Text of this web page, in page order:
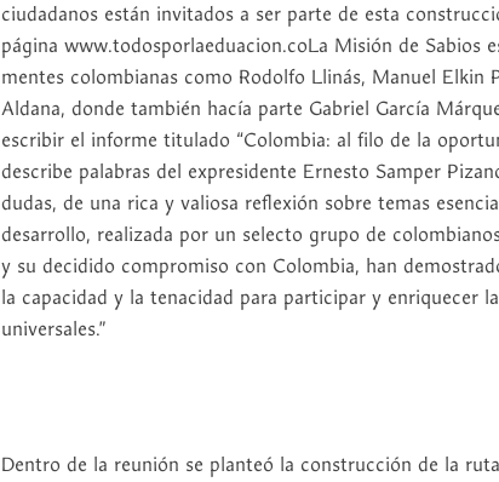
ciudadanos están invitados a ser parte de esta
página www.todosporlaeduacion.coLa Misión de Sabios
mentes colombianas como Rodolfo Llinás, Manuel Elkin
Aldana, donde también hacía parte Gabriel García
escribir el informe titulado “Colombia: al filo de la
describe palabras del expresidente Ernesto Samper
dudas, de una rica y valiosa reflexión sobre temas
desarrollo, realizada por un selecto grupo de
y su decidido compromiso con Colombia, han
la capacidad y la tenacidad para participar y enriquecer
universales.”
Dentro de la reunión se planteó la construcción de la